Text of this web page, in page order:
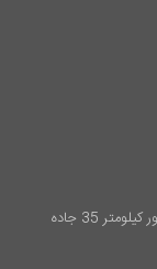
ایران – استان خراسان رضوی – شهرستان نیشابور کیلومتر 35 جاده